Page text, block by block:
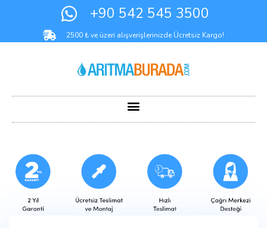
+90 542 545 3500
2500 ₺ ve üzeri alışverişlerinizde Ücretsiz Kargo!